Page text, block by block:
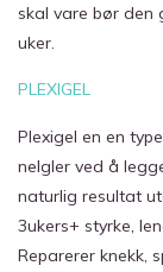
skal vare bør den
uker.
PLEXIGEL
Plexigel en en
nelgler ved å
naturlig resultat
3ukers+ styrke,
Reparerer knekk,